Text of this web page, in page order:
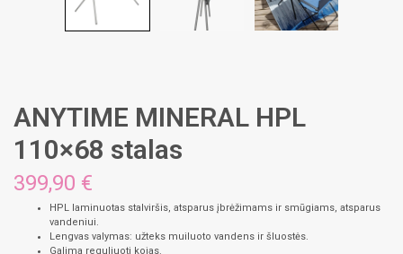
ANYTIME MINERAL HPL
110×68 stalas
399,90 €
HPL laminuotas stalviršis, atsparus įbrėžimams ir smūgiams, atsparus
vandeniui.
Lengvas valymas: užteks muiluoto vandens ir šluostės.
Galima reguliuoti kojas.